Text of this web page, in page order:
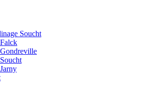
Soucht